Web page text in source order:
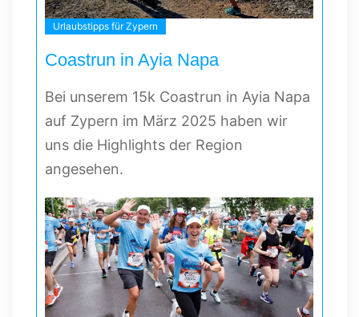
Urlaubstipps für Zypern
Coastrun in Ayia Napa
Bei unserem 15k Coastrun in Ayia Napa
auf Zypern im März 2025 haben wir
uns die Highlights der Region
angesehen.